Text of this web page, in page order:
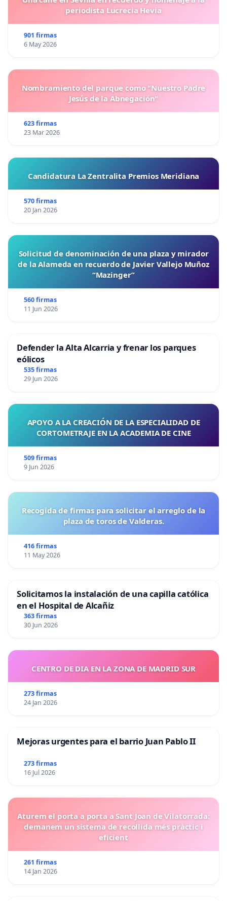
periodista Lucrecia Hevia
901 firmas
6 May 2026
Nombramiento del parque como "Nuestro Padre
Jesús de la Abnegación"
623 firmas
23 Mar 2026
Candidatura La Zentralita Premios Meridiana
570 firmas
20 Jan 2026
Solicitud de denominación de una plaza y mirador
de la Alameda en recuerdo de Javier Vallejo Muñoz
“Mazinger”
560 firmas
11 Jun 2026
Defender la Alta Alcarria y frenar los parques
eólicos
535 firmas
29 Jun 2026
APOYO A LA CREACIÓN DE LA ESPECIALIDAD DE
CORTOMETRAJE EN LA ACADEMIA DE CINE
509 firmas
9 Jun 2026
Recogida de firmas para solicitar el arreglo de la
plaza de toros de Valderas.
416 firmas
11 May 2026
Solicitamos la instalación de una capilla católica
en el Hospital de Alcañiz
363 firmas
30 Jun 2026
CENTRO DE DIA EN LA ZONA DE MADRID SUR
273 firmas
24 Jan 2026
Mejoras urgentes para el barrio Juan Pablo II
273 firmas
16 Jul 2026
Aturem el porta a porta a Sant Joan de Vilatorrada:
demanem un sistema de recollida més pràctic i
eficient
261 firmas
14 Jan 2026